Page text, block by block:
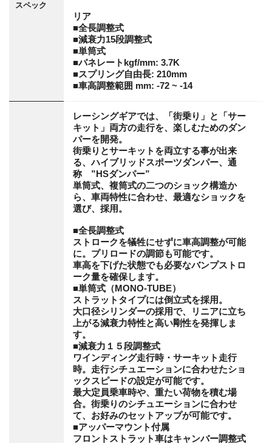
スペック
リア
■全長調整式
■減衰力15段調整式
■単筒式
■バネレートkgf/mm: 3.7K
■スプリング自由長: 210mm
■車高調整範囲 mm: -72 ~ -14
レーシングギアでは、「街乗り」と「サー
キット」両方の走行を、楽しむためのダン
パーを開発。
街乗りとサーキットを両立する事が出来
る、ハイブリッドスポーツダンパー、通
称 ”HSダンパー”
単筒式、複筒式の二つのショック構造か
ら、車両特性に合わせ、最適なショックを
選び、採用。
■全長調整式
ストロークを犠牲にせずに車高調整が可能
に。プリロードの調節も可能です。
車高を下げた状態でも必要なバンプストロ
ーク量を確保します。
■単筒式（MONO-TUBE）
ストラットタイプには倒立式を採用。
大口径シリンダーの採用で、リニアに立ち
上がる減衰力特性と高い剛性を発揮しま
す。
■減衰力１５段調整式
ワインディング走行時・サーキット走行
時。走行シチュエーションに合わせたショ
ックスピードの設定が可能です。
最大定員乗車時や、重たい荷物を積む場
合。街乗りのシチュエーションに合わせ
て、お好みのセットアップが可能です。
■アッパーマウント付属
フロントストラット車はキャンバー調整式